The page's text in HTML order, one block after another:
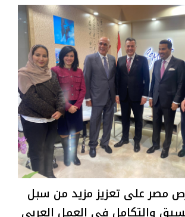
مصر على تعزيز مزيد من سبل